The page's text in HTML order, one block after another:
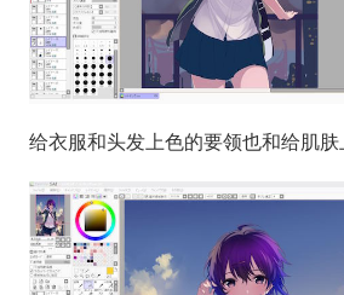
给衣服和头发上色的要领也和给肌肤